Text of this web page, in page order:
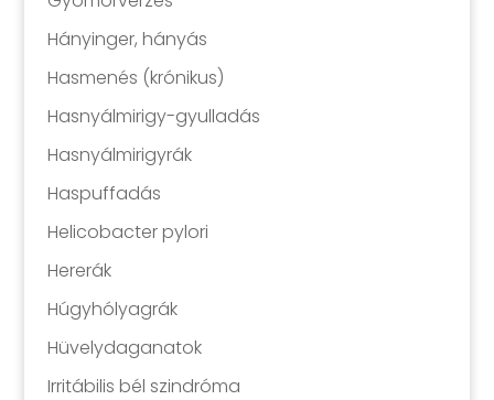
Hányinger, hányás
Hasmenés (krónikus)
Hasnyálmirigy-gyulladás
Hasnyálmirigyrák
Haspuffadás
Helicobacter pylori
Hererák
Húgyhólyagrák
Hüvelydaganatok
Irritábilis bél szindróma